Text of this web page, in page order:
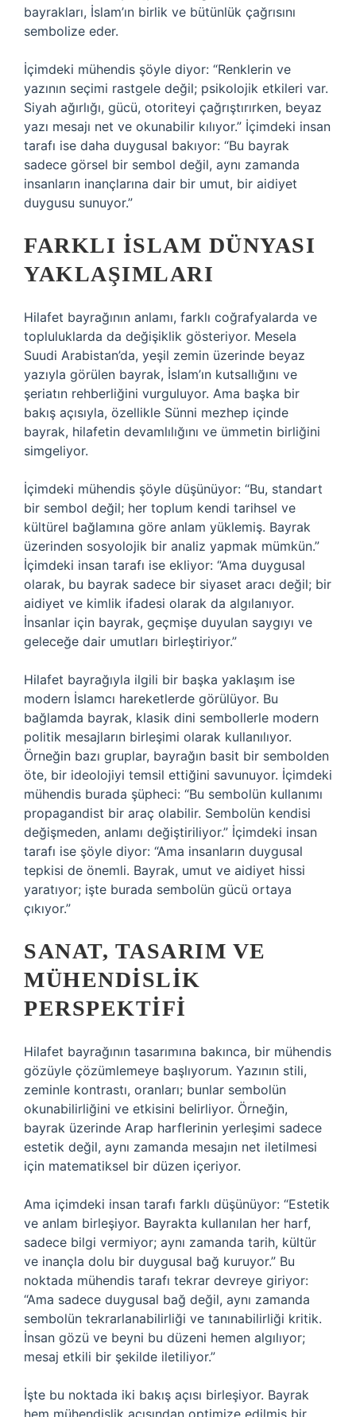
bayrakları, İslam’ın birlik ve bütünlük çağrısını
sembolize eder.
İçimdeki mühendis şöyle diyor: “Renklerin ve
yazının seçimi rastgele değil; psikolojik etkileri var.
Siyah ağırlığı, gücü, otoriteyi çağrıştırırken, beyaz
yazı mesajı net ve okunabilir kılıyor.” İçimdeki insan
tarafı ise daha duygusal bakıyor: “Bu bayrak
sadece görsel bir sembol değil, aynı zamanda
insanların inançlarına dair bir umut, bir aidiyet
duygusu sunuyor.”
FARKLI İSLAM DÜNYASI
YAKLAŞIMLARI
Hilafet bayrağının anlamı, farklı coğrafyalarda ve
topluluklarda da değişiklik gösteriyor. Mesela
Suudi Arabistan’da, yeşil zemin üzerinde beyaz
yazıyla görülen bayrak, İslam’ın kutsallığını ve
şeriatın rehberliğini vurguluyor. Ama başka bir
bakış açısıyla, özellikle Sünni mezhep içinde
bayrak, hilafetin devamlılığını ve ümmetin birliğini
simgeliyor.
İçimdeki mühendis şöyle düşünüyor: “Bu, standart
bir sembol değil; her toplum kendi tarihsel ve
kültürel bağlamına göre anlam yüklemiş. Bayrak
üzerinden sosyolojik bir analiz yapmak mümkün.”
İçimdeki insan tarafı ise ekliyor: “Ama duygusal
olarak, bu bayrak sadece bir siyaset aracı değil; bir
aidiyet ve kimlik ifadesi olarak da algılanıyor.
İnsanlar için bayrak, geçmişe duyulan saygıyı ve
geleceğe dair umutları birleştiriyor.”
Hilafet bayrağıyla ilgili bir başka yaklaşım ise
modern İslamcı hareketlerde görülüyor. Bu
bağlamda bayrak, klasik dini sembollerle modern
politik mesajların birleşimi olarak kullanılıyor.
Örneğin bazı gruplar, bayrağın basit bir sembolden
öte, bir ideolojiyi temsil ettiğini savunuyor. İçimdeki
mühendis burada şüpheci: “Bu sembolün kullanımı
propagandist bir araç olabilir. Sembolün kendisi
değişmeden, anlamı değiştiriliyor.” İçimdeki insan
tarafı ise şöyle diyor: “Ama insanların duygusal
tepkisi de önemli. Bayrak, umut ve aidiyet hissi
yaratıyor; işte burada sembolün gücü ortaya
çıkıyor.”
SANAT, TASARIM VE
MÜHENDISLIK
PERSPEKTIFI
Hilafet bayrağının tasarımına bakınca, bir mühendis
gözüyle çözümlemeye başlıyorum. Yazının stili,
zeminle kontrastı, oranları; bunlar sembolün
okunabilirliğini ve etkisini belirliyor. Örneğin,
bayrak üzerinde Arap harflerinin yerleşimi sadece
estetik değil, aynı zamanda mesajın net iletilmesi
için matematiksel bir düzen içeriyor.
Ama içimdeki insan tarafı farklı düşünüyor: “Estetik
ve anlam birleşiyor. Bayrakta kullanılan her harf,
sadece bilgi vermiyor; aynı zamanda tarih, kültür
ve inançla dolu bir duygusal bağ kuruyor.” Bu
noktada mühendis tarafı tekrar devreye giriyor:
“Ama sadece duygusal bağ değil, aynı zamanda
sembolün tekrarlanabilirliği ve tanınabilirliği kritik.
İnsan gözü ve beyni bu düzeni hemen algılıyor;
mesaj etkili bir şekilde iletiliyor.”
İşte bu noktada iki bakış açısı birleşiyor. Bayrak
hem mühendislik açısından optimize edilmiş bir